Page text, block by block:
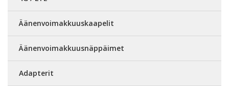
Äänenvoimakkuuskaapelit
Äänenvoimakkuusnäppäimet
Adapterit